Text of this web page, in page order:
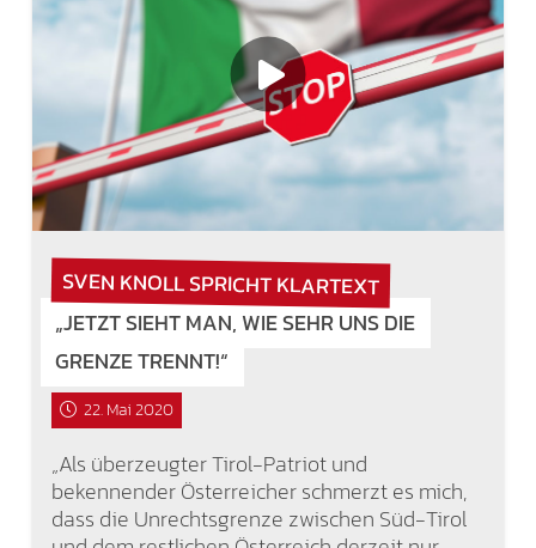
SVEN KNOLL SPRICHT KLARTEXT
„JETZT SIEHT MAN, WIE SEHR UNS DIE
GRENZE TRENNT!“
22. Mai 2020
„Als überzeugter Tirol-Patriot und
bekennender Österreicher schmerzt es mich,
dass die Unrechtsgrenze zwischen Süd-Tirol